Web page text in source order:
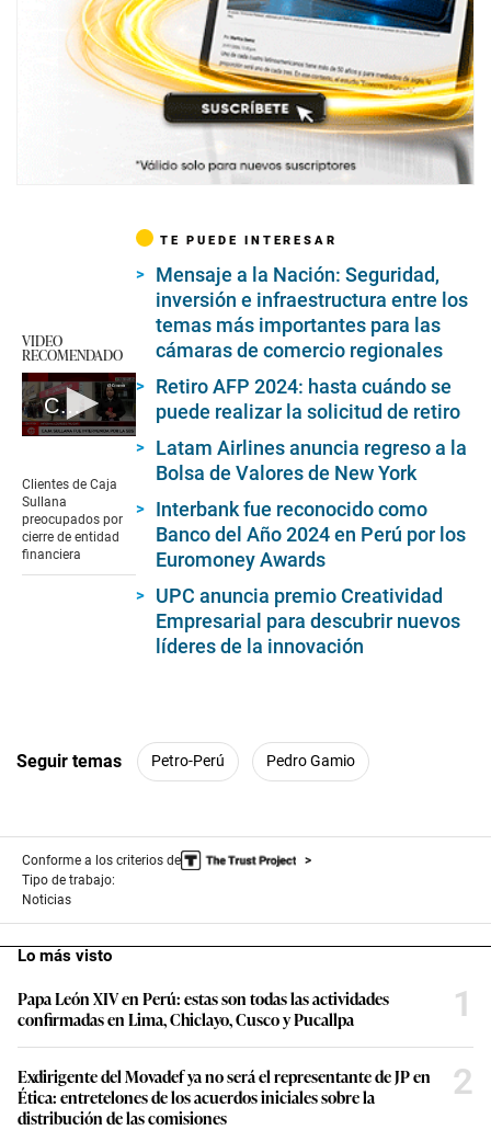
VIDEO
RECOMENDADO
Caja Sullana es intervenida por la SBS
of
7
minutes,
40
seconds
Clientes de Caja
Sullana
preocupados por
cierre de entidad
financiera
TE PUEDE INTERESAR
Mensaje a la Nación: Seguridad,
inversión e infraestructura entre los
temas más importantes para las
cámaras de comercio regionales
Retiro AFP 2024: hasta cuándo se
puede realizar la solicitud de retiro
Latam Airlines anuncia regreso a la
Bolsa de Valores de New York
Interbank fue reconocido como
Banco del Año 2024 en Perú por los
Euromoney Awards
UPC anuncia premio Creatividad
Empresarial para descubrir nuevos
líderes de la innovación
Seguir temas Petro-Perú Pedro Gamio
Conforme a los criterios de
Tipo de trabajo:
Noticias
Lo más visto
Papa León XIV en Perú: estas son todas las actividades
confirmadas en Lima, Chiclayo, Cusco y Pucallpa
1
Exdirigente del Movadef ya no será el representante de JP en
Ética: entretelones de los acuerdos iniciales sobre la
distribución de las comisiones
2